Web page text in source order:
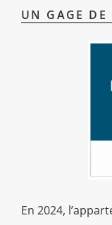
UN GAGE DE
En 2024,